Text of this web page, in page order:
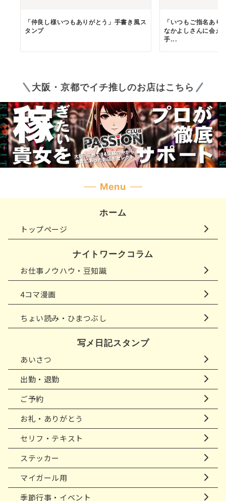
「仲良し様いつもありがとう」手書き風ス
タンプ
「いつもご指名あ
なかよしさんに会え
手...
大阪・京都でイチ推しのお店はこちら
Menu
ホーム
トップページ
ナイトワークコラム
お仕事ノウハウ・豆知識
4コマ漫画
ちょい読み・ひまつぶし
写メ日記スタンプ
あいさつ
出勤・退勤
ご予約
お礼・ありがとう
セリフ・テキスト
ステッカー
マイガール用
季節行事・イベント